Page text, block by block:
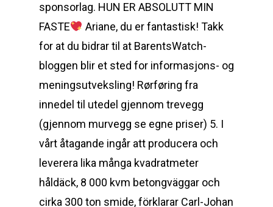
sponsorlag. HUN ER ABSOLUTT MIN
FASTE
Ariane, du er fantastisk! Takk
for at du bidrar til at BarentsWatch-
bloggen blir et sted for informasjons- og
meningsutveksling! Rørføring fra
innedel til utedel gjennom trevegg
(gjennom murvegg se egne priser) 5. I
vårt åtagande ingår att producera och
leverera lika många kvadratmeter
håldäck, 8 000 kvm betongväggar och
cirka 300 ton smide, förklarar Carl-Johan